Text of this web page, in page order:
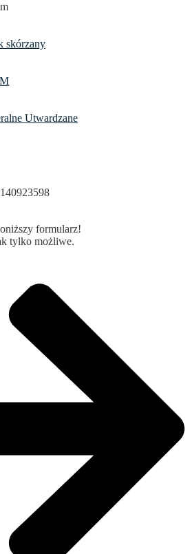
skórzany
Utwardzane
formularz!
tylko możliwe.